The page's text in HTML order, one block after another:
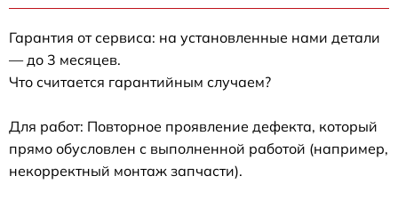
Гарантия от сервиса: на установленные нами детали
— до 3 месяцев.
Что считается гарантийным случаем?
Для работ: Повторное проявление дефекта, который
прямо обусловлен с выполненной работой (например,
некорректный монтаж запчасти).